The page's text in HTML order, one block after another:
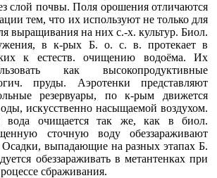
слой почвы. Поля орошения отличаются
тем, что их используют не только для
выращивания на них с.-х. культур. Биол.
в к-рых Б. о. с. в. протекает в
к естеств. очищению водоёма. Их
как высокопродуктивные
пруды. Аэротенки представляют
резервуары, по к-рым движется
искусственно насыщаемой воздухом.
вода очищается так же, как в биол.
сточную воду обеззараживают
выпадающие на разных этапах Б.
обеззараживать в метантенках при
сбраживания.